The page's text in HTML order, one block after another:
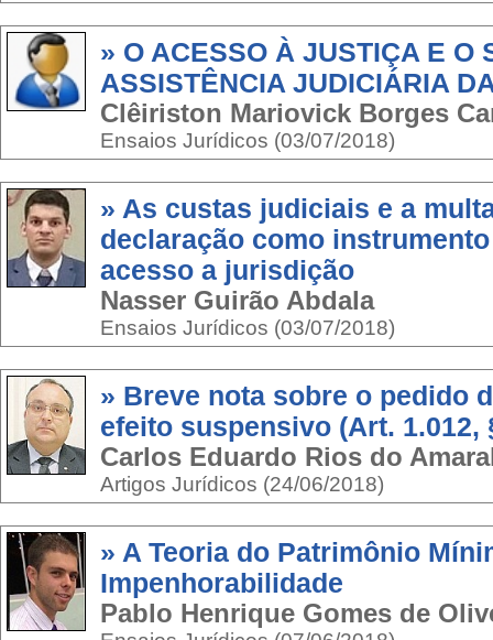
» O ACESSO À JUSTIÇA E O
ASSISTÊNCIA JUDICIÁRIA
Clêiriston Mariovick Borges
Ensaios Jurídicos (03/07/2018)
» As custas judiciais e a
declaração como
acesso a jurisdição
Nasser Guirão Abdala
Ensaios Jurídicos (03/07/2018)
» Breve nota sobre o pedido
efeito suspensivo (Art. 1.012,
Carlos Eduardo Rios do
Artigos Jurídicos (24/06/2018)
» A Teoria do Patrimônio
Impenhorabilidade
Pablo Henrique Gomes de